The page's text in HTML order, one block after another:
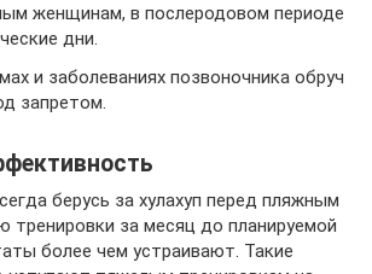
женщинам, в послеродовом периоде
дни.
и заболеваниях позвоночника обруч
запретом.
берусь за хулахуп перед пляжным
тренировки за месяц до планируемой
более чем устраивают. Такие